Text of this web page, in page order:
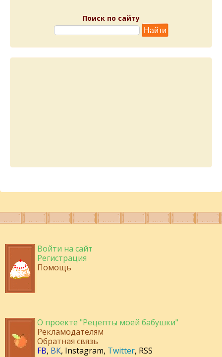
Поиск по сайту
Войти на сайт
Регистрация
Помощь
О проекте "Рецепты моей бабушки"
Рекламодателям
Обратная связь
FB, ВК, Instagram, Twitter, RSS